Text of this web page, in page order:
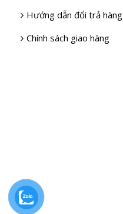
Hướng dẫn đổi trả hàng
Chính sách giao hàng